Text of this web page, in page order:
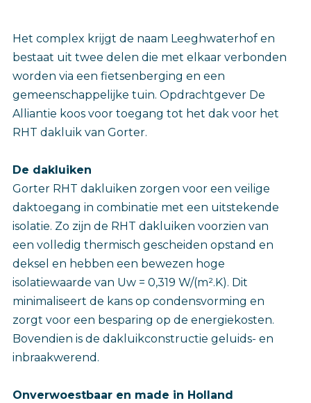
Het complex krijgt de naam Leeghwaterhof en
bestaat uit twee delen die met elkaar verbonden
worden via een fietsenberging en een
gemeenschappelijke tuin. Opdrachtgever De
Alliantie koos voor toegang tot het dak voor het
RHT dakluik van Gorter.
De dakluiken
Gorter RHT dakluiken zorgen voor een veilige
daktoegang in combinatie met een uitstekende
isolatie. Zo zijn de RHT dakluiken voorzien van
een volledig thermisch gescheiden opstand en
deksel en hebben een bewezen hoge
isolatiewaarde van Uw = 0,319 W/(m².K). Dit
minimaliseert de kans op condensvorming en
zorgt voor een besparing op de energiekosten.
Bovendien is de dakluikconstructie geluids- en
inbraakwerend.
Onverwoestbaar en made in Holland